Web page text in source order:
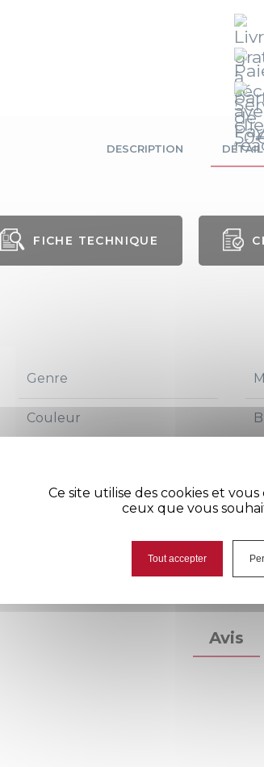
DESCRIPTION
FICHE TECHNIQUE
Genre
Couleur
Avis
Ce site utilise des cookies et
ceux que vous
Tout accepter